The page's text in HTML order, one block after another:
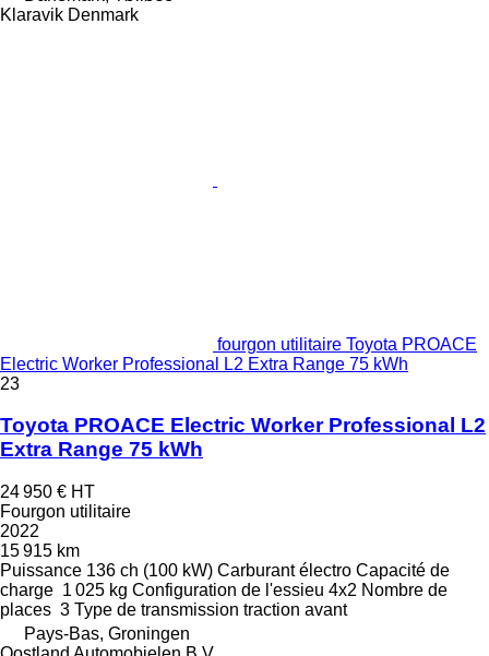
Klaravik Denmark
fourgon utilitaire Toyota PROACE
Electric Worker Professional L2 Extra Range 75 kWh
23
Toyota PROACE Electric Worker Professional L2
Extra Range 75 kWh
24 950 € HT
Fourgon utilitaire
2022
15 915 km
Puissance 136 ch (100 kW) Carburant électro Capacité de
charge 1 025 kg Configuration de l'essieu 4x2 Nombre de
places 3 Type de transmission traction avant
Pays-Bas, Groningen